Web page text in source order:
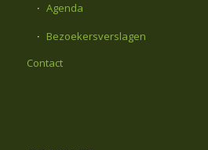
Agenda
Bezoekersverslagen
Contact